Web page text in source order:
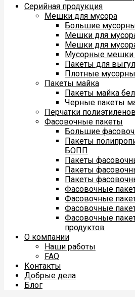
Серийная продукция
Мешки для мусора
Большие
Мешки для
Мешки для
Мусорные мешки
Пакеты для
Плотные
Пакеты майка
Пакеты майка
Черные пакеты
Перчатки
Фасовочные пакеты
Большие
Пакеты
БОПП
Пакеты
Пакеты
Пакеты
Фасовочные
Фасовочные
Фасовочные
Фасовочные
продуктов
О компании
Наши работы
FAQ
Контакты
Добрые дела
Блог